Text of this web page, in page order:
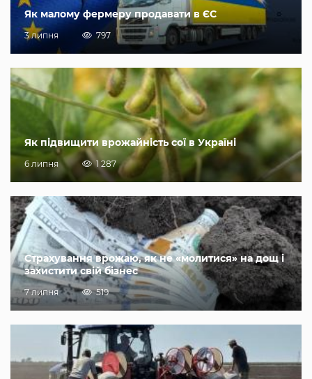
Як малому фермеру продавати в ЄС
3 липня 797
Як підвищити врожайність сої в Україні
6 липня 1 287
Страхування врожаю, як не «молитися» на дощ і
захистити свій бізнес
7 липня 519